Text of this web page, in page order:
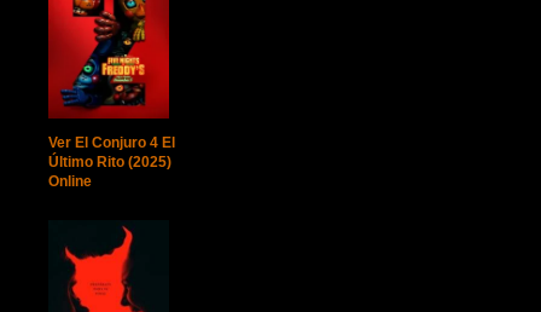
Ver El Conjuro 4 El
Último Rito (2025)
Online